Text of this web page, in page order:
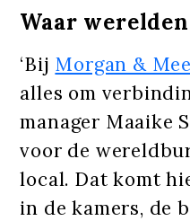
Waar
‘Bij Morgan &
alles om
manager Maaike
voor de
local. Dat komt
in de kamers, de